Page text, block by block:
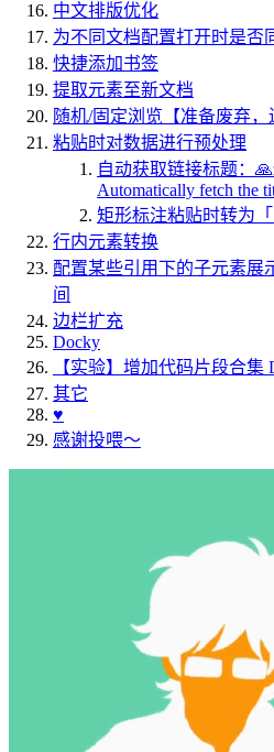
中文排版优化
为不同文档配置打开时是否
快捷添加书签
提取元素至新文档
随机/固定浏览【准备废弃，
粘贴时对数据进行预处理
自动获取链接标题：
Automatically fetch the
矩形标注粘贴时转为「
行内元素转换
配置某些引用下的子元素展
间
边栏扩充
Docky
【实验】增加代码片段合集
其它
♥️
感谢投喂～